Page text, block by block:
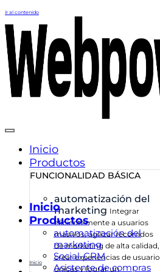
Ir al contenido
Inicio
Productos
FUNCIONALIDAD BÁSICA
automatización del
marketing Integrar
eficientemente a usuarios
masivos, agilizar recorridos
de marketing de alta calidad,
crear experiencias de usuario
únicas y lograr un
Inicio
Productos
automatización del
marketing
Social-CRM
Asistente de compras
Inicio